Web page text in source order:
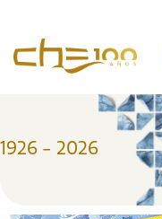
1926 - 2026